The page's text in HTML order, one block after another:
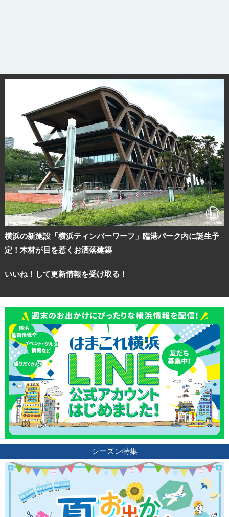
横浜の新施設「横浜ティンバーワーフ」臨港パーク内に誕生予
定！木材が目を惹くお洒落建築
いいね！して更新情報を受け取る！
シーズン特集